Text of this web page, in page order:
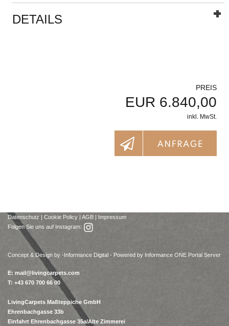
DETAILS
PREIS
EUR 6.840,00
inkl. MwSt.
Datenschutz | Cookie Policy | AGB | Impressum
Folgen Sie uns auf Instagram:
Concept & Design by -Informance Digital - Powered by Informance ONE Portal Server
E: mail@livingcarpets.com
T: +43 670 700 66 00
LivingCarpets Maßteppiche GmbH
Ehrenbachgasse 33b
Einfahrt Ehrenbachgasse 35a/Alte Zimmerei